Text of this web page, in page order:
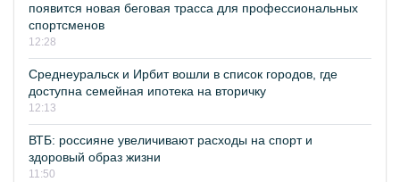
появится новая беговая трасса для профессиональных
спортсменов
12:28
Среднеуральск и Ирбит вошли в список городов, где
доступна семейная ипотека на вторичку
12:13
ВТБ: россияне увеличивают расходы на спорт и
здоровый образ жизни
11:50